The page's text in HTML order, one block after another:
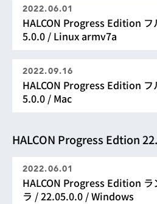
2022.06.01
HALCON Progress Edition
5.0.0 / Linux armv7a
2022.09.16
HALCON Progress Edition
5.0.0 / Mac
HALCON Progress Edtion
2022.06.01
HALCON Progress Edition ラ
ラ / 22.05.0.0 / Windows